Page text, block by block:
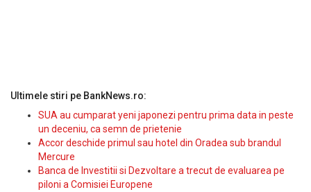
Ultimele stiri pe BankNews.ro:
SUA au cumparat yeni japonezi pentru prima data in peste
un deceniu, ca semn de prietenie
Accor deschide primul sau hotel din Oradea sub brandul
Mercure
Banca de Investitii si Dezvoltare a trecut de evaluarea pe
piloni a Comisiei Europene